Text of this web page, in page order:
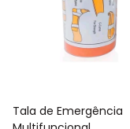
Tala de Emergência